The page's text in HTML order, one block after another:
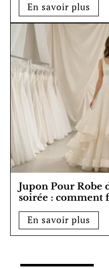
En savoir plus
Jupon Pour Robe
soirée : comment
En savoir plus